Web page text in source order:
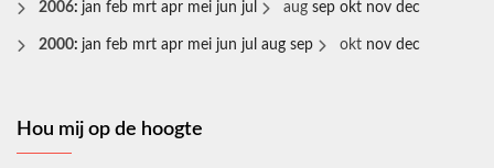
2006: jan feb mrt apr mei jun jul aug sep okt nov dec
2000: jan feb mrt apr mei jun jul aug sep okt nov dec
Hou mij op de hoogte